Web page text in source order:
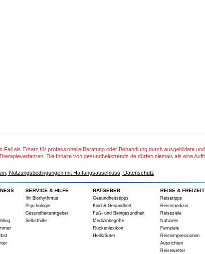
als Ersatz für professionelle Beratung oder Behandlung durch ausgebildete
Die Inhalte von gesundheitstrends.de dürfen niemals als eine
Nutzungsbedingungen mit Haftungsauschluss, Datenschutz
SERVICE & HILFE
Ihr Biorhythmus
Psychologie
Gesundheitsratgeber
Selbsthilfe
RATGEBER
Gesundheitstipps
Kind & Gesundheit
Fuß- und Beingesundheit
Medizinbegriffe
Rückenlexikon
Heilkräuter
REISE & FREIZEIT
Reisetipps
Reisemedizin
Reiseziele
Nahziele
Fernziele
Reiseimpressionen
Aussichten
Reisewetter